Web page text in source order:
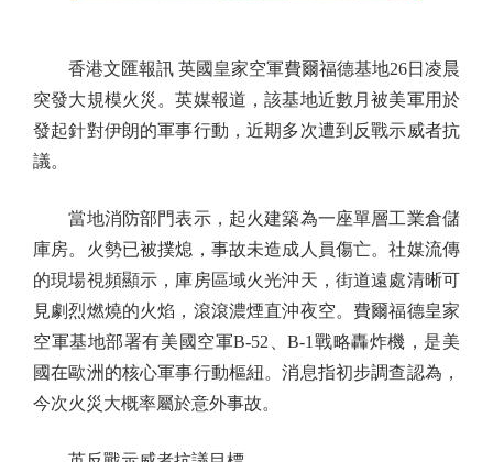
香港文匯報訊 英國皇家空軍費爾福德基地26日凌晨
突發大規模火災。英媒報道，該基地近數月被美軍用於
發起針對伊朗的軍事行動，近期多次遭到反戰示威者抗
議。
當地消防部門表示，起火建築為一座單層工業倉儲
庫房。火勢已被撲熄，事故未造成人員傷亡。社媒流傳
的現場視頻顯示，庫房區域火光沖天，街道遠處清晰可
見劇烈燃燒的火焰，滾滾濃煙直沖夜空。費爾福德皇家
空軍基地部署有美國空軍B-52、B-1戰略轟炸機，是美
國在歐洲的核心軍事行動樞紐。消息指初步調查認為，
今次火災大概率屬於意外事故。